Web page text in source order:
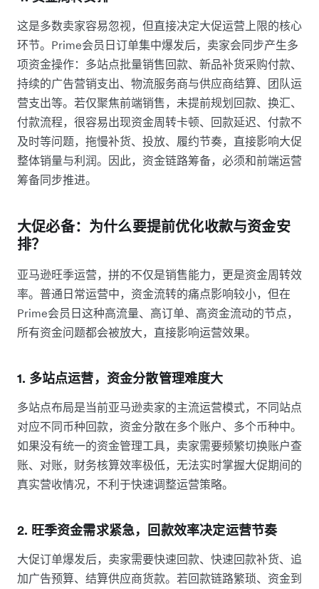
这是多数卖家容易忽视，但直接决定大促运营上限的核心
环节。Prime会员日订单集中爆发后，卖家会同步产生多
项资金操作：多站点批量销售回款、新品补货采购付款、
持续的广告营销支出、物流服务商与供应商结算、团队运
营支出等。若仅聚焦前端销售，未提前规划回款、换汇、
付款流程，很容易出现资金周转卡顿、回款延迟、付款不
及时等问题，拖慢补货、投放、履约节奏，直接影响大促
整体销量与利润。因此，资金链路筹备，必须和前端运营
筹备同步推进。
大促必备：为什么要提前优化收款与资金安
排？
亚马逊旺季运营，拼的不仅是销售能力，更是资金周转效
率。普通日常运营中，资金流转的痛点影响较小，但在
Prime会员日这种高流量、高订单、高资金流动的节点，
所有资金问题都会被放大，直接影响运营效果。
1. 多站点运营，资金分散管理难度大
多站点布局是当前亚马逊卖家的主流运营模式，不同站点
对应不同币种回款，资金分散在多个账户、多个币种中。
如果没有统一的资金管理工具，卖家需要频繁切换账户查
账、对账，财务核算效率极低，无法实时掌握大促期间的
真实营收情况，不利于快速调整运营策略。
2. 旺季资金需求紧急，回款效率决定运营节奏
大促订单爆发后，卖家需要快速回款、快速回款补货、追
加广告预算、结算供应商货款。若回款链路繁琐、资金到